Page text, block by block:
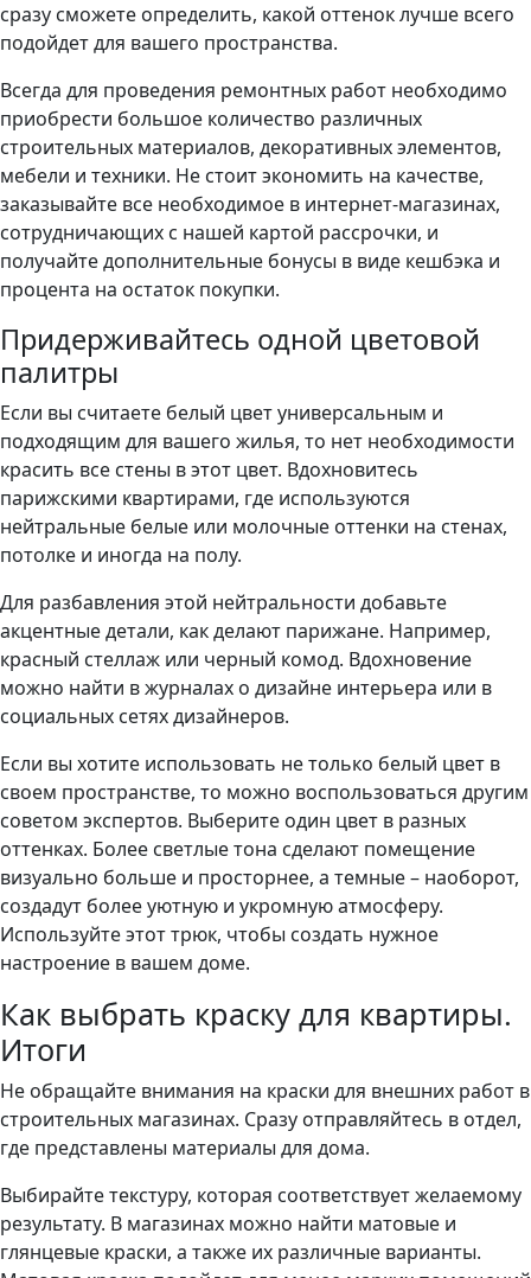
сразу сможете определить, какой оттенок лучше всего
подойдет для вашего пространства.
Всегда для проведения ремонтных работ необходимо
приобрести большое количество различных
строительных материалов, декоративных элементов,
мебели и техники. Не стоит экономить на качестве,
заказывайте все необходимое в интернет-магазинах,
сотрудничающих с нашей картой рассрочки, и
получайте дополнительные бонусы в виде кешбэка и
процента на остаток покупки.
Придерживайтесь одной цветовой
палитры
Если вы считаете белый цвет универсальным и
подходящим для вашего жилья, то нет необходимости
красить все стены в этот цвет. Вдохновитесь
парижскими квартирами, где используются
нейтральные белые или молочные оттенки на стенах,
потолке и иногда на полу.
Для разбавления этой нейтральности добавьте
акцентные детали, как делают парижане. Например,
красный стеллаж или черный комод. Вдохновение
можно найти в журналах о дизайне интерьера или в
социальных сетях дизайнеров.
Если вы хотите использовать не только белый цвет в
своем пространстве, то можно воспользоваться другим
советом экспертов. Выберите один цвет в разных
оттенках. Более светлые тона сделают помещение
визуально больше и просторнее, а темные – наоборот,
создадут более уютную и укромную атмосферу.
Используйте этот трюк, чтобы создать нужное
настроение в вашем доме.
Как выбрать краску для квартиры.
Итоги
Не обращайте внимания на краски для внешних работ в
строительных магазинах. Сразу отправляйтесь в отдел,
где представлены материалы для дома.
Выбирайте текстуру, которая соответствует желаемому
результату. В магазинах можно найти матовые и
глянцевые краски, а также их различные варианты.